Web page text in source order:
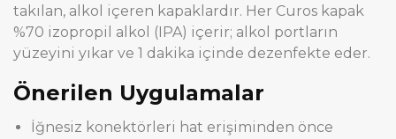
takılan, alkol içeren kapaklardır. Her Curos kapak
%70 izopropil alkol (IPA) içerir; alkol portların
yüzeyini yıkar ve 1 dakika içinde dezenfekte eder.
Önerilen Uygulamalar
İğnesiz konektörleri hat erişiminden önce